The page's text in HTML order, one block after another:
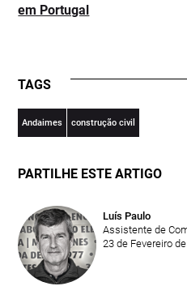
em Portugal
TAGS
Andaimes construção civil
PARTILHE ESTE ARTIGO
Luís Paulo
Assistente de
23 de Fevereiro